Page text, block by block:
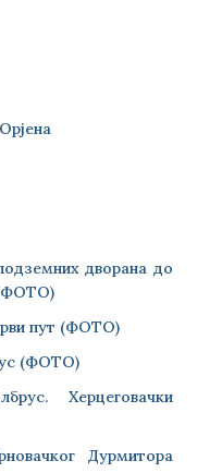
дворана до
(ФОТО)
пут (ФОТО)
(ФОТО)
Херцеговачки
Дурмитора